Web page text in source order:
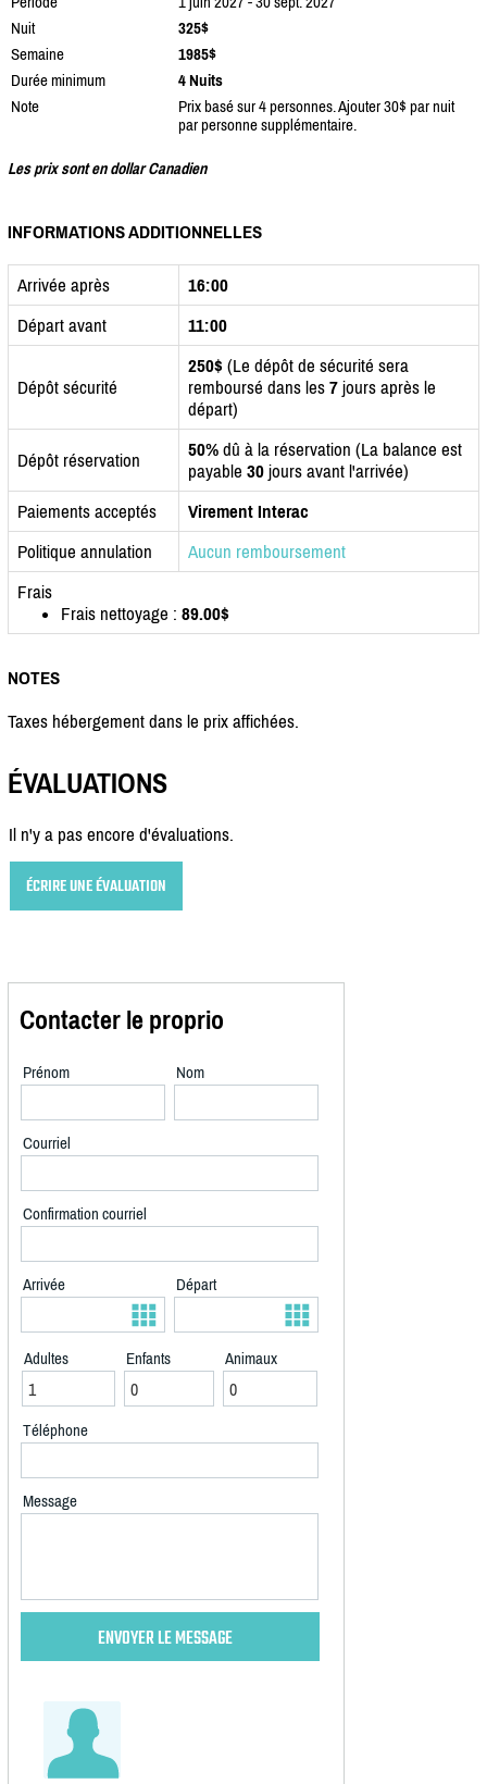
Nuit
325$
Semaine
1985$
Durée minimum
4 Nuits
Note
Prix basé sur 4 personnes. Ajouter 30$ par nuit
par personne supplémentaire.
Les prix sont en dollar Canadien
INFORMATIONS ADDITIONNELLES
Arrivée après
16:00
Départ avant
11:00
Dépôt sécurité
250$ (Le dépôt de sécurité sera
remboursé dans les 7 jours après le
départ)
Dépôt réservation 50% dû à la réservation (La balance est
payable 30 jours avant l'arrivée)
Paiements acceptés
Virement Interac
Politique annulation
Aucun remboursement
Frais
Frais nettoyage : 89.00$
NOTES
Taxes hébergement dans le prix affichées.
ÉVALUATIONS
Il n'y a pas encore d'évaluations.
ÉCRIRE UNE ÉVALUATION
Contacter le proprio
Prénom Nom
Courriel
Confirmation courriel
Arrivée Départ
Adultes Enfants Animaux
Téléphone
Message